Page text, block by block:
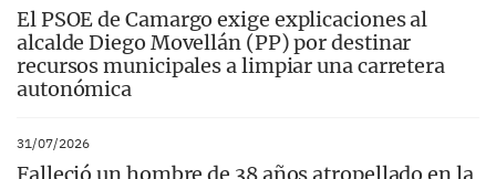
El PSOE de Camargo exige explicaciones al
alcalde Diego Movellán (PP) por destinar
recursos municipales a limpiar una carretera
autonómica
31/07/2026
Falleció un hombre de 38 años atropellado en la